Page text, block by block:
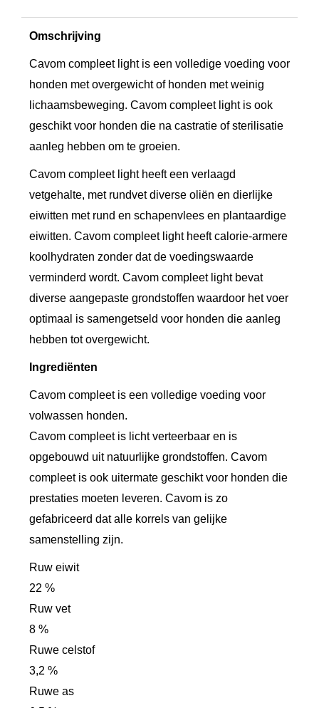
i
Omschrijving
Cavom compleet light is een volledige voeding voor
honden met overgewicht of honden met weinig
lichaamsbeweging. Cavom compleet light is ook
geschikt voor honden die na castratie of sterilisatie
aanleg hebben om te groeien.
Cavom compleet light heeft een verlaagd
vetgehalte, met rundvet diverse oliën en dierlijke
eiwitten met rund en schapenvlees en plantaardige
eiwitten. Cavom compleet light heeft calorie-armere
koolhydraten zonder dat de voedingswaarde
verminderd wordt. Cavom compleet light bevat
diverse aangepaste grondstoffen waardoor het voer
optimaal is samengetseld voor honden die aanleg
hebben tot overgewicht.
Ingrediënten
Cavom compleet is een volledige voeding voor
volwassen honden.
Cavom compleet is licht verteerbaar en is
opgebouwd uit natuurlijke grondstoffen. Cavom
compleet is ook uitermate geschikt voor honden die
prestaties moeten leveren. Cavom is zo
gefabriceerd dat alle korrels van gelijke
samenstelling zijn.
Ruw eiwit
22 %
Ruw vet
8 %
Ruwe celstof
3,2 %
Ruwe as